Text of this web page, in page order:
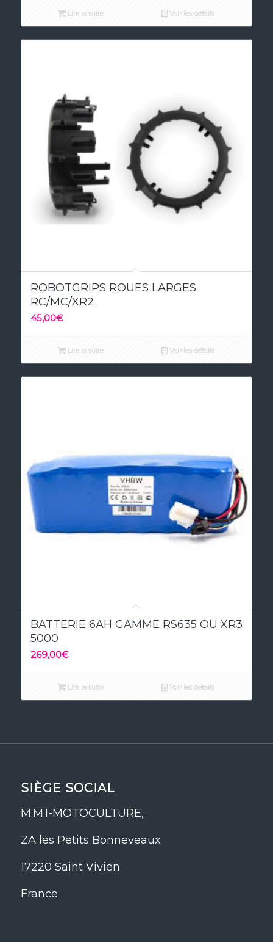
Lire la suite Voir les détails
ROBOTGRIPS ROUES LARGES
RC/MC/XR2
45,00€
Lire la suite Voir les détails
5.00
BATTERIE 6AH GAMME RS635 OU XR3
5000
269,00€
Lire la suite Voir les détails
SIÈGE SOCIAL
M.M.I-MOTOCULTURE,
ZA les Petits Bonneveaux
17220 Saint Vivien
France